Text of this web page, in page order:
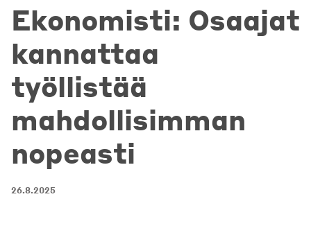
Ekonomisti: Osaajat
kannattaa
työllistää
mahdollisimman
nopeasti
26.8.2025